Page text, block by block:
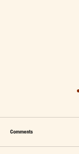
Comments